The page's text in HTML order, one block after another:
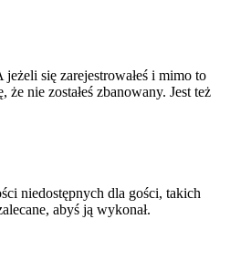
się zarejestrowałeś i mimo to
nie zostałeś zbanowany. Jest też
niedostępnych dla gości, takich
abyś ją wykonał.